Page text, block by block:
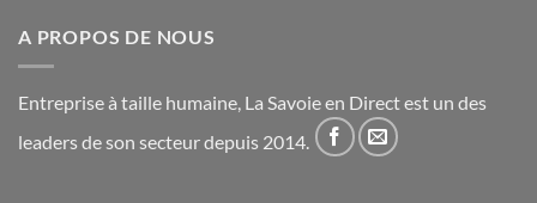
A PROPOS DE NOUS
Entreprise à taille humaine, La Savoie en Direct est un des
leaders de son secteur depuis 2014.